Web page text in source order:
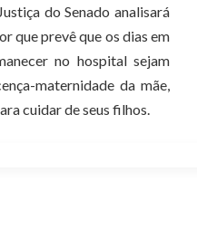
do Senado analisará
que prevê que os dias em
no hospital sejam
maternidade da mãe,
cuidar de seus filhos.